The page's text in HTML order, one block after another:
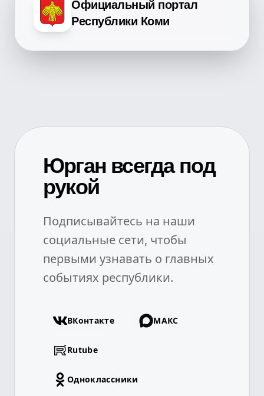
Официальный портал
Республики Коми
Юрган всегда под
рукой
Подписывайтесь на наши
социальные сети, чтобы
первыми узнавать о главных
событиях республики.
ВКонтакте МАКС
Rutube
Одноклассники